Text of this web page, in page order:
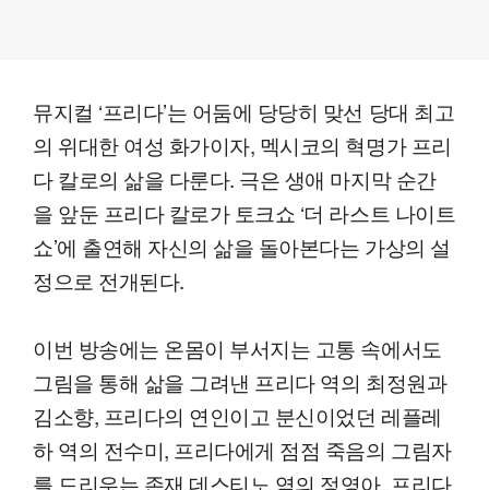
뮤지컬 ‘프리다’는 어둠에 당당히 맞선 당대 최고
의 위대한 여성 화가이자, 멕시코의 혁명가 프리
다 칼로의 삶을 다룬다. 극은 생애 마지막 순간
을 앞둔 프리다 칼로가 토크쇼 ‘더 라스트 나이트
쇼’에 출연해 자신의 삶을 돌아본다는 가상의 설
정으로 전개된다.
이번 방송에는 온몸이 부서지는 고통 속에서도
그림을 통해 삶을 그려낸 프리다 역의 최정원과
김소향, 프리다의 연인이고 분신이었던 레플레
하 역의 전수미, 프리다에게 점점 죽음의 그림자
를 드리우는 존재 데스티노 역의 정영아, 프리다